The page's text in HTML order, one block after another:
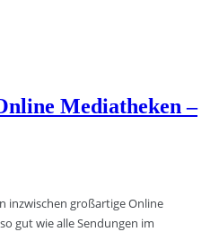
Mediatheken –
inzwischen großartige Online
gut wie alle Sendungen im